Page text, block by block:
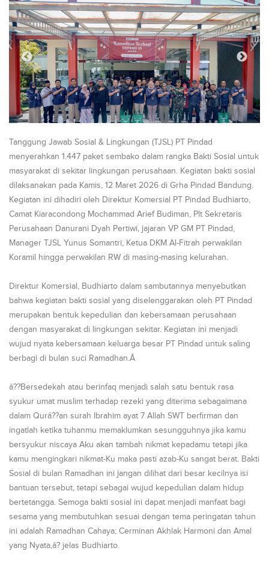
Tanggung Jawab Sosial & Lingkungan (TJSL) PT Pindad
menyerahkan 1.447 paket sembako dalam rangka Bakti Sosial untuk
masyarakat di sekitar lingkungan perusahaan. Kegiatan bakti sosial
dilaksanakan pada Kamis, 12 Maret 2026 di Grha Pindad Bandung.
Kegiatan ini dihadiri oleh Direktur Komersial PT Pindad Budhiarto,
Camat Kiaracondong Mochammad Arief Budiman, Plt Sekretaris
Perusahaan Danurani Dyah Pertiwi, jajaran VP GM PT Pindad,
Manager TJSL Yunus Somantri, Ketua DKM Al-Fitrah perwakilan
Koramil hingga perwakilan RW di masing-masing kelurahan.
Direktur Komersial, Budhiarto dalam sambutannya menyebutkan
bahwa kegiatan bakti sosial yang diselenggarakan oleh PT Pindad
merupakan bentuk kepedulian dan kebersamaan perusahaan
dengan masyarakat di lingkungan sekitar. Kegiatan ini menjadi
wujud nyata kebersamaan keluarga besar PT Pindad untuk saling
berbagi di bulan suci Ramadhan.Â
â??Bersedekah atau berinfaq menjadi salah satu bentuk rasa
syukur umat muslim terhadap rezeki yang diterima sebagaimana
dalam Qurâ??an surah Ibrahim ayat 7 Allah SWT berfirman dan
ingatlah ketika tuhanmu memaklumkan sesungguhnya jika kamu
bersyukur niscaya Aku akan tambah nikmat kepadamu tetapi jika
kamu mengingkari nikmat-Ku maka pasti azab-Ku sangat berat. Bakti
Sosial di bulan Ramadhan ini jangan dilihat dari besar kecilnya isi
bantuan tersebut, tetapi sebagai wujud kepedulian dalam hidup
bertetangga. Semoga bakti sosial ini dapat menjadi manfaat bagi
sesama yang membutuhkan sesuai dengan tema peringatan tahun
ini adalah Ramadhan Cahaya; Cerminan Akhlak Harmoni dan Amal
yang Nyata,â? jelas Budhiarto.